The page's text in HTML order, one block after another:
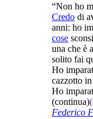
“Non ho
Credo di
anni: ho
cose
una che è
solito fai
Ho
cazzotto
Ho
(continua)
Federico